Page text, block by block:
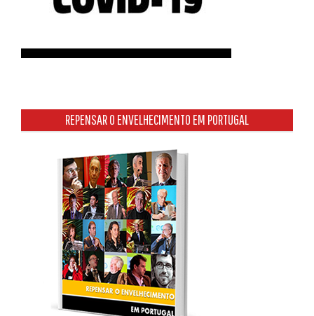
REPENSAR O ENVELHECIMENTO EM PORTUGAL